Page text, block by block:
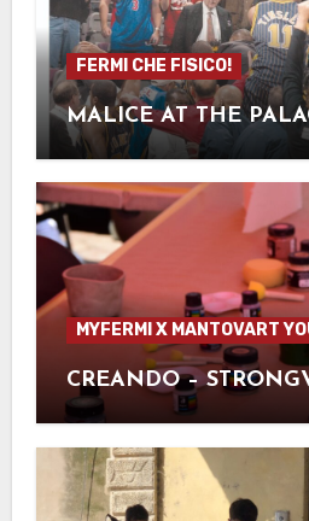
FERMI CHE FISICO!
MALICE AT THE
MYFERMI X MANTOVART
CREANDO –